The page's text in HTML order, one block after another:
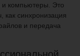
компьютеры. Это
как синхронизация
и передача